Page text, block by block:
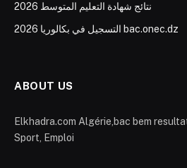
نتائج شهادة التعليم المتوسط 2026
التسجيل في بكالوريا 2026 bac.onec.dz
ABOUT US
Elkhadra.com Algérie,bac bem
Sport, Emploi